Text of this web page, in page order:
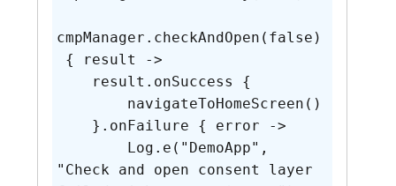
cmpManager.checkAndOpen(false)
{ result ->
"Check and open consent layer